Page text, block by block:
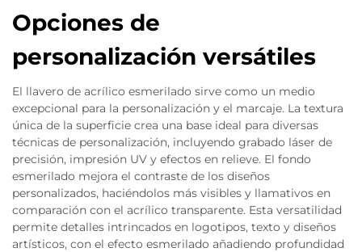
Opciones de
personalización versátiles
El llavero de acrílico esmerilado sirve como un medio
excepcional para la personalización y el marcaje. La textura
única de la superficie crea una base ideal para diversas
técnicas de personalización, incluyendo grabado láser de
precisión, impresión UV y efectos en relieve. El fondo
esmerilado mejora el contraste de los diseños
personalizados, haciéndolos más visibles y llamativos en
comparación con el acrílico transparente. Esta versatilidad
permite detalles intrincados en logotipos, texto y diseños
artísticos, con el efecto esmerilado añadiendo profundidad